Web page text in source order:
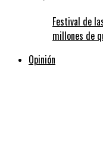
Festival de
millones de
Opinión